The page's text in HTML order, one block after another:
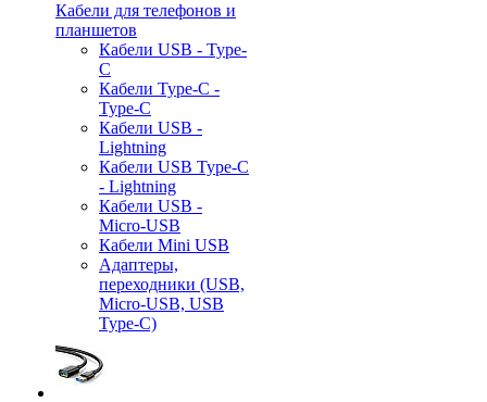
Кабели для телефонов и
планшетов
Кабели USB - Type-
C
Кабели Type-C -
Type-C
Кабели USB -
Lightning
Кабели USB Type-C
- Lightning
Кабели USB -
Micro-USB
Кабели Mini USB
Адаптеры,
переходники (USB,
Micro-USB, USB
Type-C)